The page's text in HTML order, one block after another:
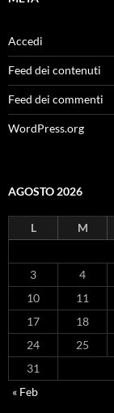
Accedi
Feed dei contenuti
Feed dei commenti
WordPress.org
AGOSTO 2026
L M
3
4
10
11
17
18
24
25
31
« Feb